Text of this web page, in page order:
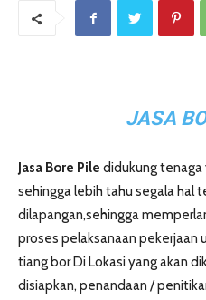
JASA
Jasa Bore Pile didukung
sehingga lebih tahu segala hal
dilapangan,sehingga
proses pelaksanaan pekerjaan
tiang bor Di Lokasi yang akan
disiapkan, penandaan /